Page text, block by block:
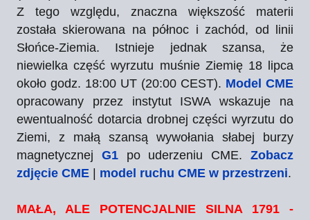
Z tego względu, znaczna większość materii
została skierowana na północ i zachód, od linii
Słońce-Ziemia. Istnieje jednak szansa, że
niewielka część wyrzutu muśnie Ziemię 18 lipca
około godz. 18:00 UT (20:00 CEST). Model CME
opracowany przez instytut ISWA wskazuje na
ewentualność dotarcia drobnej części wyrzutu do
Ziemi, z małą szansą wywołania słabej burzy
magnetycznej G1po uderzeniu CME.Zobacz
zdjęcie CME
model ruchu CME w przestrzeni.
MAŁA, ALE POTENCJALNIE SILNA 1791 -